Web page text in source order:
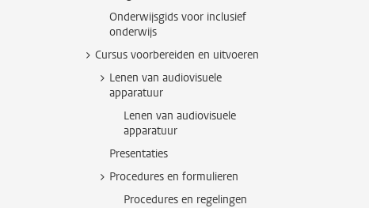
Onderwijsgids voor inclusief
onderwijs
Cursus voorbereiden en uitvoeren
Lenen van audiovisuele
apparatuur
Lenen van audiovisuele
apparatuur
Presentaties
Procedures en formulieren
Procedures en regelingen